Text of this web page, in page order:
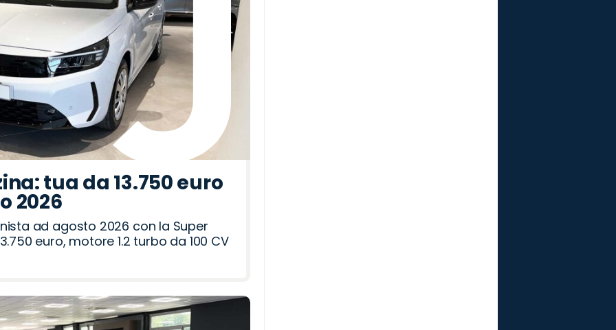
tua da 13.750 euro
2026
ad agosto 2026 con la Super
euro, motore 1.2 turbo da 100 CV